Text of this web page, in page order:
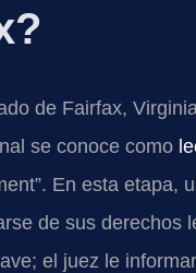
de Fairfax,
se conoce como
En esta etapa,
de sus derechos
el juez le